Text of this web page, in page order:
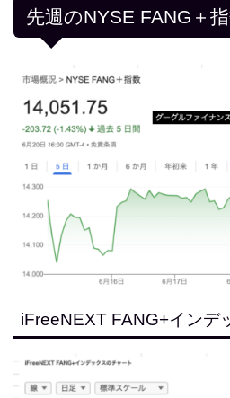
先週のNYSE FANG＋
iFreeNEXT FANG+インデ